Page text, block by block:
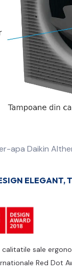
ELEGANT,
sale
Red Dot